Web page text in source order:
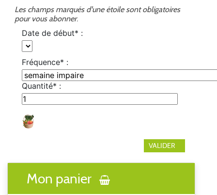
Les champs marqués d'une étoile sont obligatoires
pour vous abonner.
Date de début* :
Fréquence* :
Quantité* :
Mon panier